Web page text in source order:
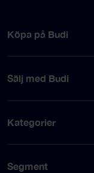
Köpa på Budi
Sälj med Budi
Kategorier
Segment